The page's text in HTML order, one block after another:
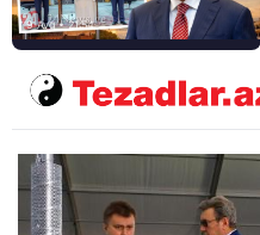
9 Avq • 21:54